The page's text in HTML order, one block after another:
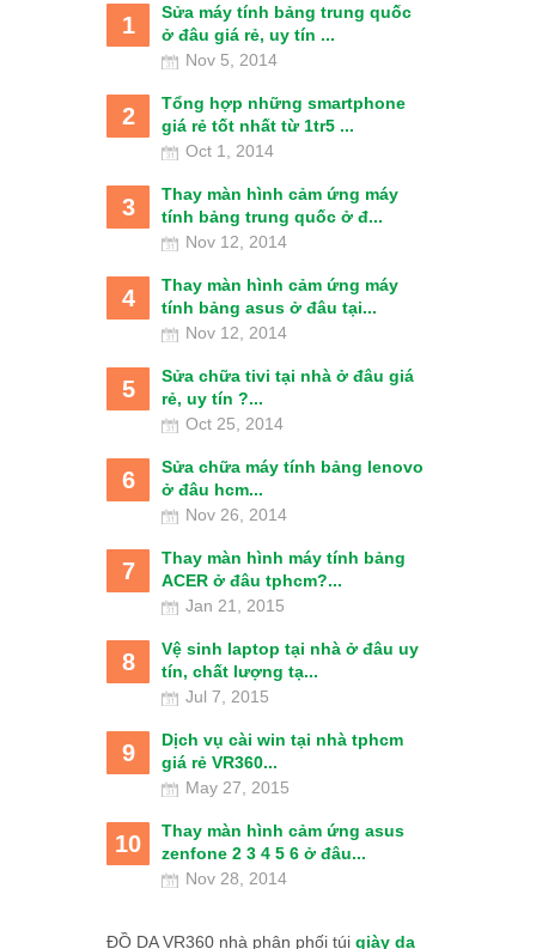
1
Sửa máy tính bảng trung quốc
ở đâu giá rẻ, uy tín ...
Nov 5, 2014
2
Tổng hợp những smartphone
giá rẻ tốt nhất từ 1tr5 ...
Oct 1, 2014
3
Thay màn hình cảm ứng máy
tính bảng trung quốc ở đ...
Nov 12, 2014
4
Thay màn hình cảm ứng máy
tính bảng asus ở đâu tại...
Nov 12, 2014
5
Sửa chữa tivi tại nhà ở đâu giá
rẻ, uy tín ?...
Oct 25, 2014
6
Sửa chữa máy tính bảng lenovo
ở đâu hcm...
Nov 26, 2014
7
Thay màn hình máy tính bảng
ACER ở đâu tphcm?...
Jan 21, 2015
8
Vệ sinh laptop tại nhà ở đâu uy
tín, chất lượng tạ...
Jul 7, 2015
9
Dịch vụ cài win tại nhà tphcm
giá rẻ VR360...
May 27, 2015
10
Thay màn hình cảm ứng asus
zenfone 2 3 4 5 6 ở đâu...
Nov 28, 2014
ĐỒ DA VR360 nhà phân phối túi giày da